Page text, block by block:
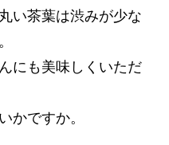
い茶葉は渋みが少な
にも美味しくいただ
かですか。